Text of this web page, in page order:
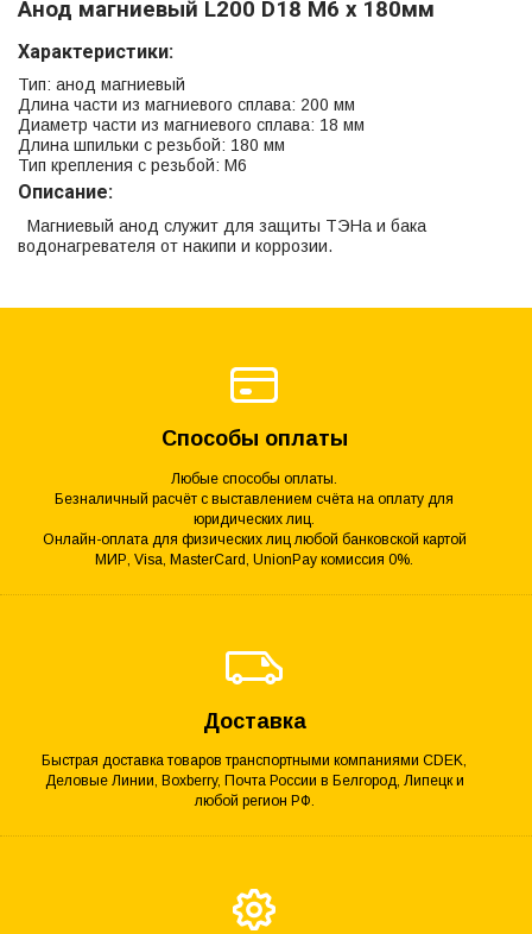
Анод магниевый L200 D18 M6 х 180мм
Характеристики:
Тип: анод магниевый
Длина части из магниевого сплава: 200 мм
Диаметр части из магниевого сплава: 18 мм
Длина шпильки с резьбой: 180 мм
Тип крепления с резьбой: M6
Описание:
Магниевый анод служит для защиты ТЭНа и бака
водонагревателя от накипи и коррозии.
Способы оплаты
Любые способы оплаты.
Безналичный расчёт с выставлением счёта на оплату для
юридических лиц.
Онлайн-оплата для физических лиц любой банковской картой
МИР, Visa, MasterCard, UnionPay комиссия 0%.
Доставка
Быстрая доставка товаров транспортными компаниями CDEK,
Деловые Линии, Boxberry, Почта России в Белгород, Липецк и
любой регион РФ.